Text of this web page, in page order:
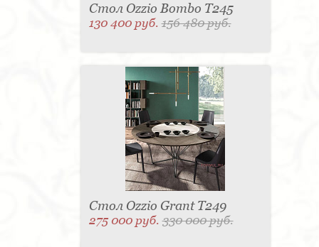
Стол Ozzio Bombo T245
130 400 руб.156 480 руб.
Стол Ozzio Grant T249
275 000 руб.330 000 руб.